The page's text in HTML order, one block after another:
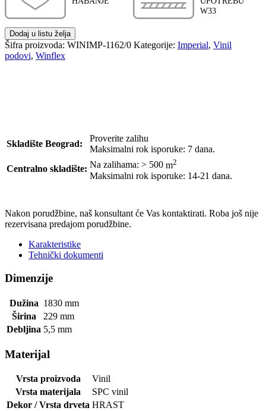
W33
Dodaj u listu želja
Šifra proizvoda: WINIMP-1162/0 Kategorije: Imperial, Vinil
podovi, Winflex
Skladište Beograd:
Proverite zalihu
Maksimalni rok isporuke: 7 dana.
Centralno skladište: Na zalihama: > 500 m2
Maksimalni rok isporuke: 14-21 dana.
Nakon porudžbine, naš konsultant će Vas kontaktirati. Roba još nije
rezervisana predajom porudžbine.
Karakteristike
Tehnički dokumenti
Dimenzije
Dužina 1830 mm
Širina
229 mm
Debljina 5,5 mm
Materijal
Vrsta proizvoda
Vinil
Vrsta materijala
SPC vinil
Dekor / Vrsta drveta HRAST